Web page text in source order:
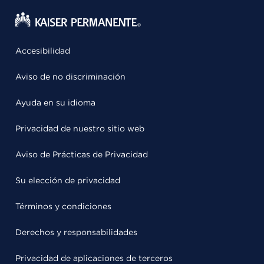
Accesibilidad
Aviso de no discriminación
Ayuda en su idioma
Privacidad de nuestro sitio web
Aviso de Prácticas de Privacidad
Su elección de privacidad
Términos y condiciones
Derechos y responsabilidades
Privacidad de aplicaciones de terceros